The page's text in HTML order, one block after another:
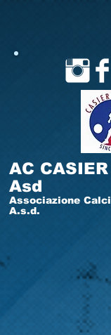
AC
Asd
Associazione
A.s.d.